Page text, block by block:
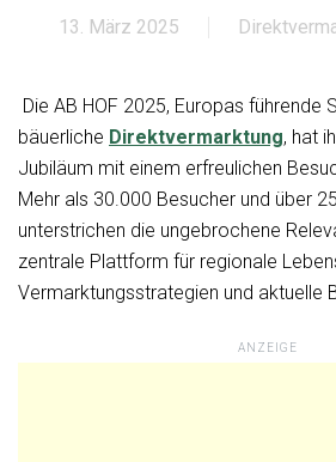
13. März 2025
Die AB HOF 2025, Europas führende
bäuerliche Direktvermarktung, hat
Jubiläum mit einem erfreulichen
Mehr als 30.000 Besucher und über
unterstrichen die ungebrochene
zentrale Plattform für regionale
Vermarktungsstrategien und aktuelle
ANZEIGE